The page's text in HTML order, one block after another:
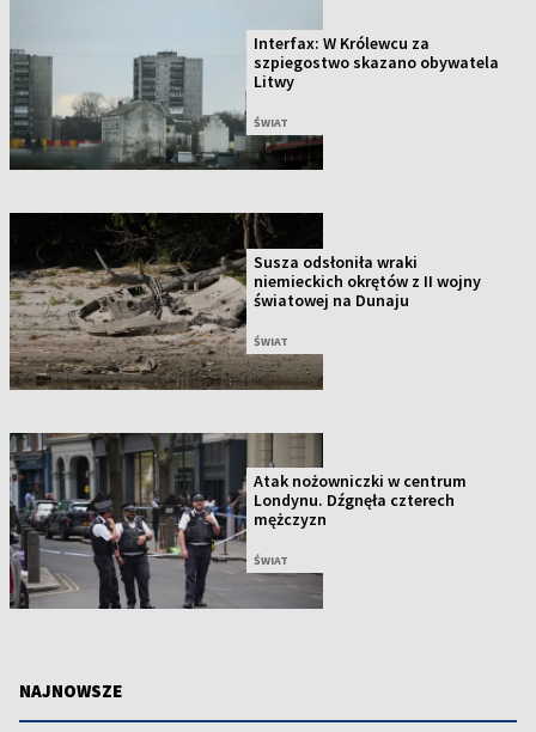
Interfax: W Królewcu za
szpiegostwo skazano obywatela
Litwy
ŚWIAT
Susza odsłoniła wraki
niemieckich okrętów z II wojny
światowej na Dunaju
ŚWIAT
Atak nożowniczki w centrum
Londynu. Dźgnęła czterech
mężczyzn
ŚWIAT
NAJNOWSZE